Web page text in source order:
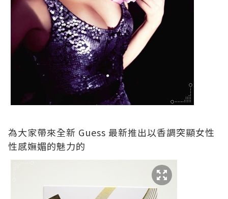
為大家帶來全新 Guess 最新推出以香調突顯女性
性感嫵媚的魅力的